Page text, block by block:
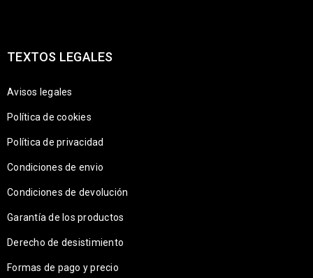
TEXTOS LEGALES
Avisos legales
Política de cookies
Política de privacidad
Condiciones de envio
Condiciones de devolución
Garantía de los productos
Derecho de desistimiento
Formas de pago y precio